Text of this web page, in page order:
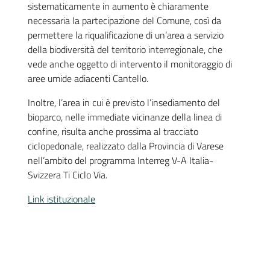
sistematicamente in aumento è chiaramente
necessaria la partecipazione del Comune, così da
permettere la riqualificazione di un’area a servizio
della biodiversità del territorio interregionale, che
vede anche oggetto di intervento il monitoraggio di
aree umide adiacenti Cantello.
Inoltre, l’area in cui è previsto l’insediamento del
bioparco, nelle immediate vicinanze della linea di
confine, risulta anche prossima al tracciato
ciclopedonale, realizzato dalla Provincia di Varese
nell’ambito del programma Interreg V-A Italia-
Svizzera Ti Ciclo Via.
Link istituzionale